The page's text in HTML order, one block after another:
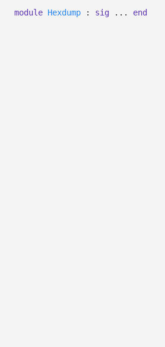
module Hexdump : sig ... end